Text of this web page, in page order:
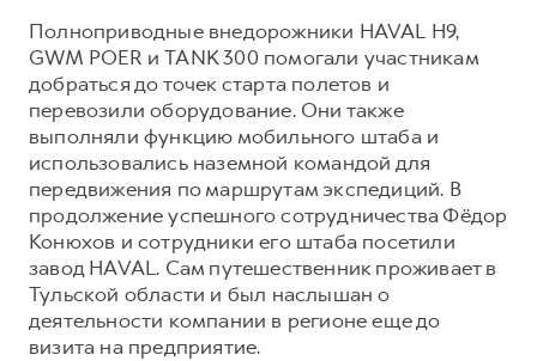
HAVAL Лизинг
АКСЕССУАРЫ HAVAL
Автомобильные аксессуары
Коллекция CITY
Коллекция Базовая
Коллекция Детская
АКСЕССУАРЫ HAVAL
Автомобильные аксессуары
Коллекция CITY
Коллекция Базовая
Коллекция Детская
Полноприводные внедорожники HAVAL H9,
GWM POER и TANK 300 помогали участникам
добраться до точек старта полетов и
перевозили оборудование. Они также
выполняли функцию мобильного штаба и
использовались наземной командой для
передвижения по маршрутам экспедиций. В
продолжение успешного сотрудничества Фёдор
Конюхов и сотрудники его штаба посетили
завод HAVAL. Сам путешественник проживает в
Тульской области и был наслышан о
деятельности компании в регионе еще до
визита на предприятие.